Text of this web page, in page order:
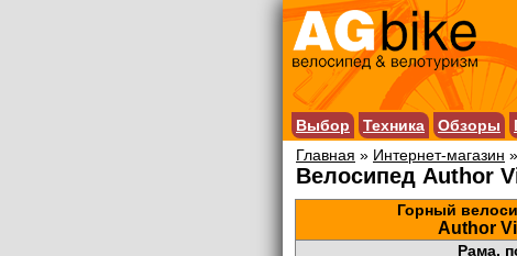
Выбор Техника Обзоры
Главная » Интернет-магазин »
Велосипед Author
Горный
Author
Рама,